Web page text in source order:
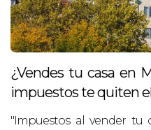
¿Vendes tu casa en
impuestos te quiten
"Impuestos al vender tu